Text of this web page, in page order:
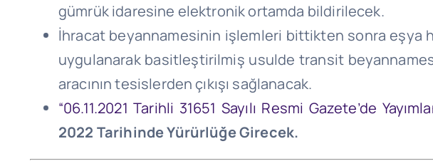
gümrük idaresine elektronik ortamda bildirilecek.
İhracat beyannamesinin işlemleri bittikten sonra eşya
uygulanarak basitleştirilmiş usulde transit
aracının tesislerden çıkışı sağlanacak.
“06.11.2021 Tarihli 31651 Sayılı Resmi Gazete’de
2022 Tarihinde Yürürlüğe Girecek.